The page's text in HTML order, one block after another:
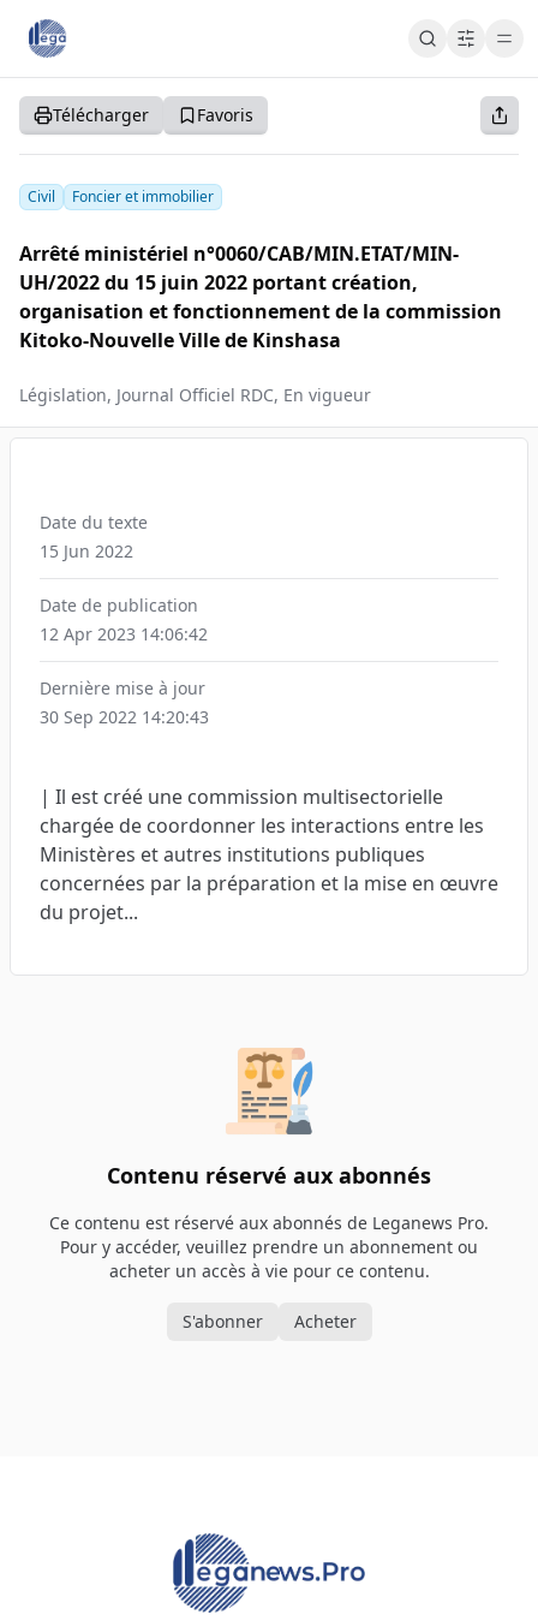
Cart Cart
Accueil
S'abonner
S'inscrire
Se connecter
Télécharger Favoris
Civil Foncier et immobilier
Arrêté ministériel n°0060/CAB/MIN.ETAT/MIN-
UH/2022 du 15 juin 2022 portant création,
organisation et fonctionnement de la commission
Kitoko-Nouvelle Ville de Kinshasa
Législation, Journal Officiel RDC, En vigueur
Date du texte
15 Jun 2022
Date de publication
12 Apr 2023 14:06:42
Dernière mise à jour
30 Sep 2022 14:20:43
| Il est créé une commission multisectorielle
chargée de coordonner les interactions entre les
Ministères et autres institutions publiques
concernées par la préparation et la mise en œuvre
du projet...
Contenu réservé aux abonnés
Ce contenu est réservé aux abonnés de Leganews Pro.
Pour y accéder, veuillez prendre un abonnement ou
acheter un accès à vie pour ce contenu.
S'abonner Acheter